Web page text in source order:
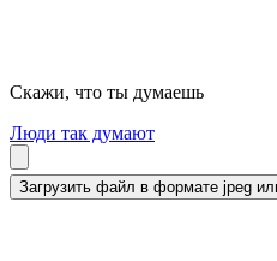
Скажи, что ты думаешь
Люди так думают